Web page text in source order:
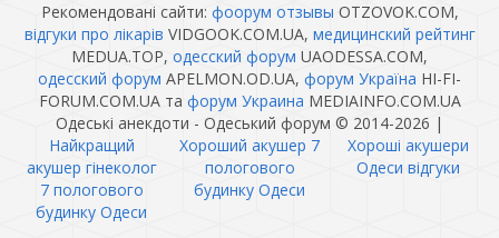
Рекомендовані сайти: фоорум отзывы OTZOVOK.COM,
відгуки про лікарів VIDGOOK.COM.UA, медицинский рейтинг
MEDUA.TOP, одесский форум UAODESSA.COM,
одесский форум APELMON.OD.UA, форум Україна HI-FI-
FORUM.COM.UA та форум Украина MEDIAINFO.COM.UA
Одеські анекдоти - Одеський форум © 2014-2026 |
Найкращий
акушер гінеколог
7 пологового
будинку Одеси
Хороший акушер 7
пологового
будинку Одеси
Хороші акушери
Одеси відгуки